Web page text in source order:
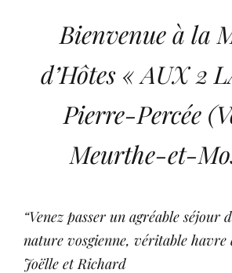
Bienvenue à la
d’Hôtes « AUX 2
Pierre-Percée
Meurthe-et-
“Venez passer un agréable séjour
nature vosgienne, véritable havre
Joëlle et Richard